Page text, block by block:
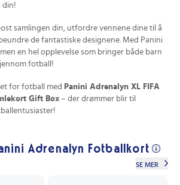
din!
samlingen din, utfordre vennene dine til å
de fantastiske designene. Med Panini
en hel opplevelse som bringer både barn
fotball!
for fotball med Panini Adrenalyn XL FIFA
Gift Box – der drømmer blir til
Adrenalyn Fotballkort
SE MER